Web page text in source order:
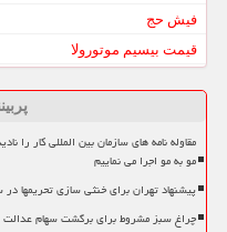
فیش حج
قیمت بیسیم موتورولا
مقاوله نامه های سازمان بین المللی کار
مو به مو اجرا می نماییم
پیشنهاد تهران برای خنثی سازی تحریمها در
چراغ سبز مشروط برای برگشت سهام عدالت